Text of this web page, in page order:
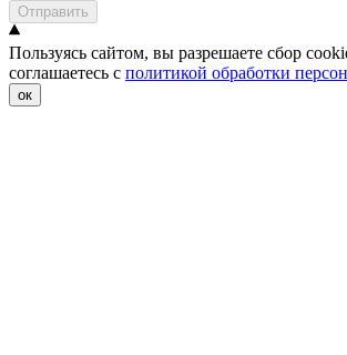
Отправить
Пользуясь сайтом, вы разрешаете сбор
соглашаетесь с политикой обработки
ок